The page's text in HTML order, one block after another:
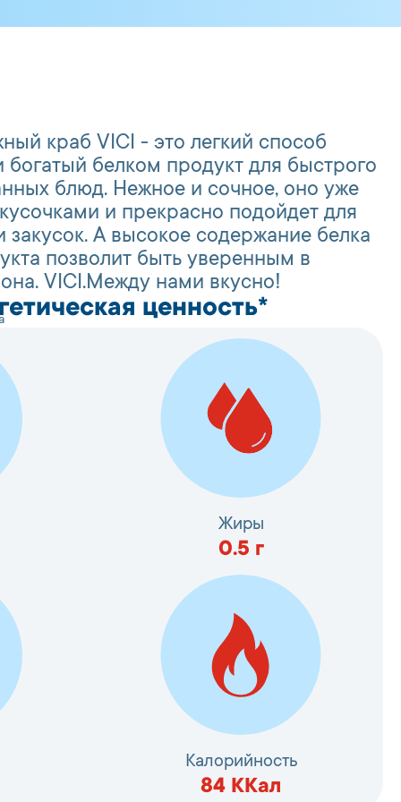
краб VICI - это легкий способ
белком продукт для быстрого
блюд. Нежное и сочное, оно уже
и прекрасно подойдет для
А высокое содержание белка
позволит быть уверенным в
VICI.Между нами вкусно!
ценность*
Жиры
0.5 г
Калорийность
84 ККал